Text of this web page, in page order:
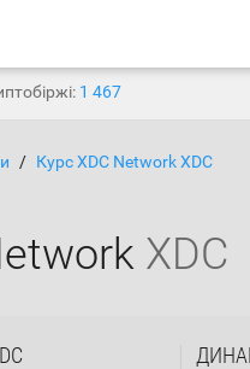
1 467
Курс XDC Network XDC
XDC